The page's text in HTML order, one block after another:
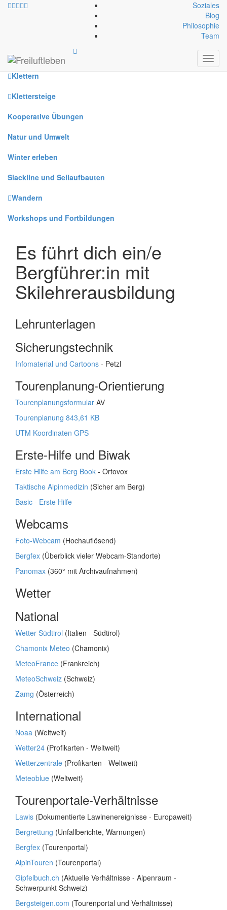
Soziales
Blog
Philosophie
Team
Canyoning
Klettern
Klettersteige
Kooperative Übungen
Natur und Umwelt
Winter erleben
Slackline und Seilaufbauten
Wandern
Workshops und Fortbildungen
Es führt dich ein/e
Bergführer:in mit
Skilehrerausbildung
Lehrunterlagen
Sicherungstechnik
Infomaterial und Cartoons - Petzl
Tourenplanung-Orientierung
Tourenplanungsformular AV
Tourenplanung 843,61 KB
UTM Koordinaten GPS
Erste-Hilfe und Biwak
Erste Hilfe am Berg Book - Ortovox
Taktische Alpinmedizin (Sicher am Berg)
Basic - Erste Hilfe
Webcams
Foto-Webcam (Hochauflösend)
Bergfex (Überblick vieler Webcam-Standorte)
Panomax (360° mit Archivaufnahmen)
Wetter
National
Wetter Südtirol (Italien - Südtirol)
Chamonix Meteo (Chamonix)
MeteoFrance (Frankreich)
MeteoSchweiz (Schweiz)
Zamg (Österreich)
International
Noaa (Weltweit)
Wetter24 (Profikarten - Weltweit)
Wetterzentrale (Profikarten - Weltweit)
Meteoblue (Weltweit)
Tourenportale-Verhältnisse
Lawis (Dokumentierte Lawinenereignisse - Europaweit)
Bergrettung (Unfallberichte, Warnungen)
Bergfex (Tourenportal)
AlpinTouren (Tourenportal)
Gipfelbuch.ch (Aktuelle Verhältnisse - Alpenraum -
Schwerpunkt Schweiz)
Bergsteigen.com (Tourenportal und Verhältnisse)